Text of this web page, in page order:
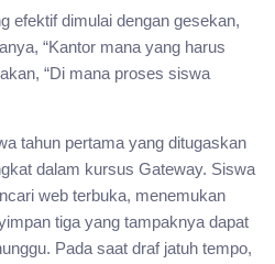
efektif dimulai dengan gesekan,
“Kantor mana yang harus
“Di mana proses siswa
tahun pertama yang ditugaskan
dalam kursus Gateway. Siswa
web terbuka, menemukan
tiga yang tampaknya dapat
Pada saat draf jatuh tempo,